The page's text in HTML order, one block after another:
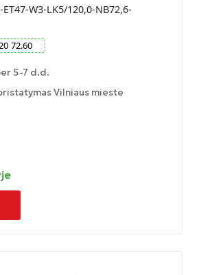
ET47-W3-LK5/120,0-NB72,6-
72.60
5-7 d.d.
Vilniaus mieste